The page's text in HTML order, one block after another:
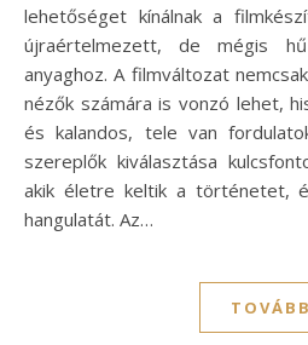
lehetőséget kínálnak a
újraértelmezett, de mégis
anyaghoz. A filmváltozat
nézők számára is vonzó lehet,
és kalandos, tele van
szereplők kiválasztása
akik életre keltik a történetet,
hangulatát. Az…
TOVÁBB